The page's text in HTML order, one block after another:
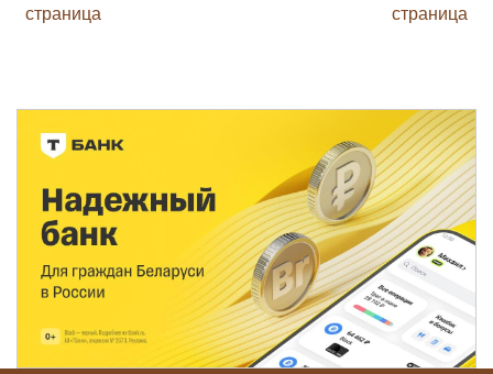
страница
страница